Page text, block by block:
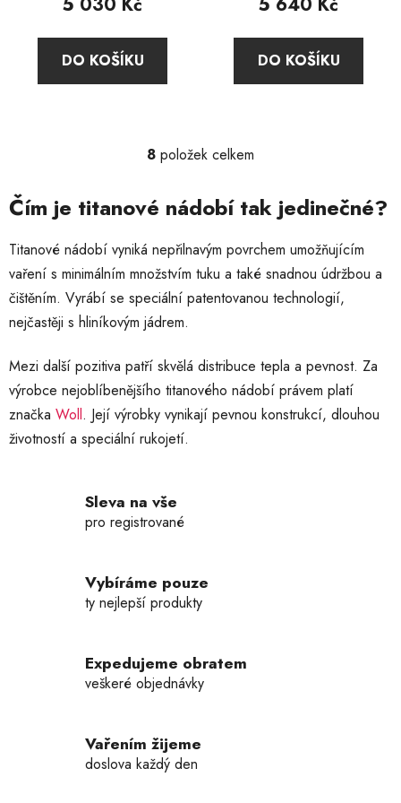
5 030 Kč
DO KOŠÍKU
2,0
z
5 640 Kč
DO KOŠÍKU
O
l
á
d
a
c
í
v
k
y
v
8 položek celkem
Čím je titanové nádobí tak jedinečné?
Titanové nádobí vyniká nepřilnavým povrchem umožňujícím
vaření s minimálním množstvím tuku a také snadnou údržbou a
čištěním. Vyrábí se speciální patentovanou technologií,
nejčastěji s hliníkovým jádrem.
Mezi další pozitiva patří skvělá distribuce tepla a pevnost. Za
výrobce nejoblíbenějšího titanového nádobí právem platí
značka Woll. Její výrobky vynikají pevnou konstrukcí, dlouhou
životností a speciální rukojetí.
Sleva na vše
pro registrované
Vybíráme pouze
ty nejlepší produkty
Expedujeme obratem
veškeré objednávky
Vařením žijeme
doslova každý den